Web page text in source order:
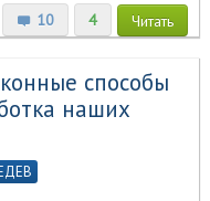
10 4 Читать
способы
наших